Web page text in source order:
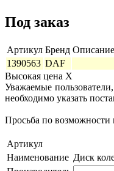
Под заказ
Артикул Бренд
1390563 DAF
Высокая цена X
Уважаемые
необходимо указать
Просьба по
Артикул
Наименование Диск